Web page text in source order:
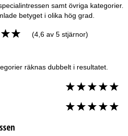
samt övriga kategorier.
betyget i olika hög grad.
(4,6 av 5 stjärnor)
räknas dubbelt i resultatet.